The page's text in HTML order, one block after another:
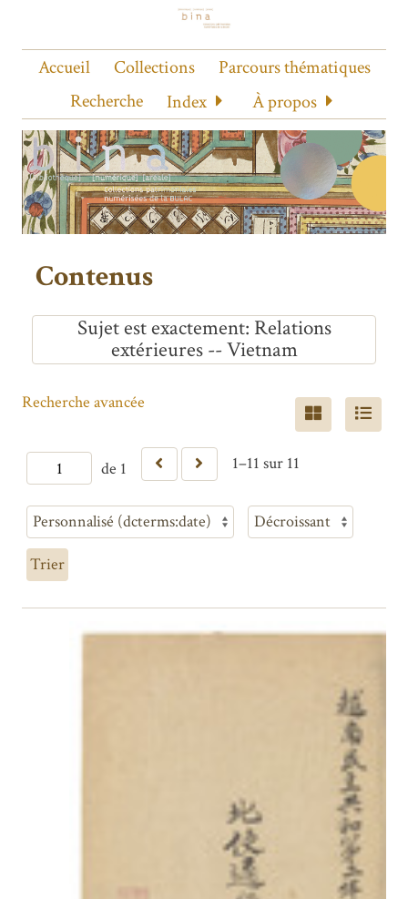
Accueil Collections
Parcours thématiques
Recherche
Index À propos
Contenus
Sujet est exactement Relations
extérieures -- Vietnam
de 1 1–11 sur 11
Recherche avancée
Trier